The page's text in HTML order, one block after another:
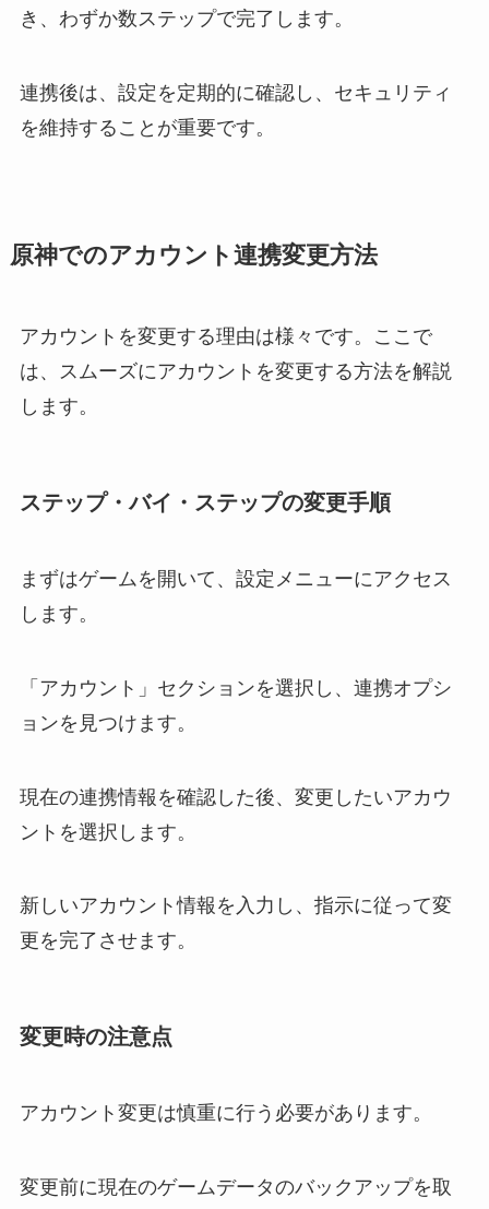
き、わずか数ステップで完了します。
連携後は、設定を定期的に確認し、セキュリティ
を維持することが重要です。
原神でのアカウント連携変更方法
アカウントを変更する理由は様々です。ここで
は、スムーズにアカウントを変更する方法を解説
します。
ステップ・バイ・ステップの変更手順
まずはゲームを開いて、設定メニューにアクセス
します。
「アカウント」セクションを選択し、連携オプシ
ョンを見つけます。
現在の連携情報を確認した後、変更したいアカウ
ントを選択します。
新しいアカウント情報を入力し、指示に従って変
更を完了させます。
変更時の注意点
アカウント変更は慎重に行う必要があります。
変更前に現在のゲームデータのバックアップを取